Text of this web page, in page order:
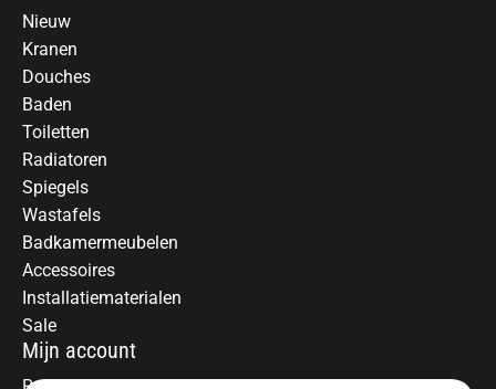
Nieuw
Kranen
Douches
Baden
Toiletten
Radiatoren
Spiegels
Wastafels
Badkamermeubelen
Accessoires
Installatiematerialen
Sale
Mijn account